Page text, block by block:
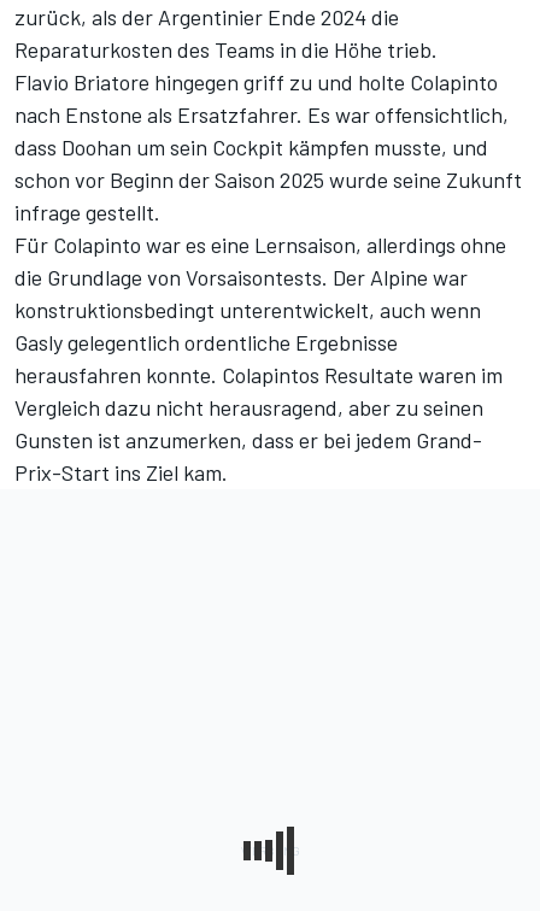
zurück, als der Argentinier Ende 2024 die
Reparaturkosten des Teams in die Höhe trieb.
Flavio Briatore hingegen griff zu und holte Colapinto
nach Enstone als Ersatzfahrer. Es war offensichtlich,
dass Doohan um sein Cockpit kämpfen musste, und
schon vor Beginn der Saison 2025 wurde seine Zukunft
infrage gestellt.
Für Colapinto war es eine Lernsaison, allerdings ohne
die Grundlage von Vorsaisontests. Der Alpine war
konstruktionsbedingt unterentwickelt, auch wenn
Gasly gelegentlich ordentliche Ergebnisse
herausfahren konnte. Colapintos Resultate waren im
Vergleich dazu nicht herausragend, aber zu seinen
Gunsten ist anzumerken, dass er bei jedem Grand-
Prix-Start ins Ziel kam.